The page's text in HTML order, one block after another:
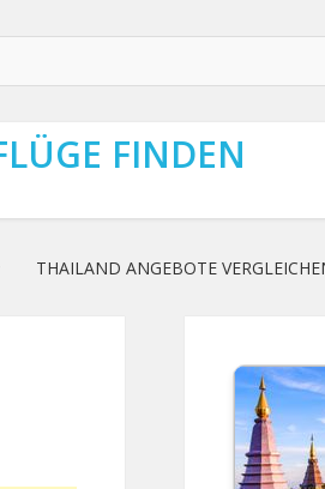
FINDEN
THAILAND ANGEBOTE